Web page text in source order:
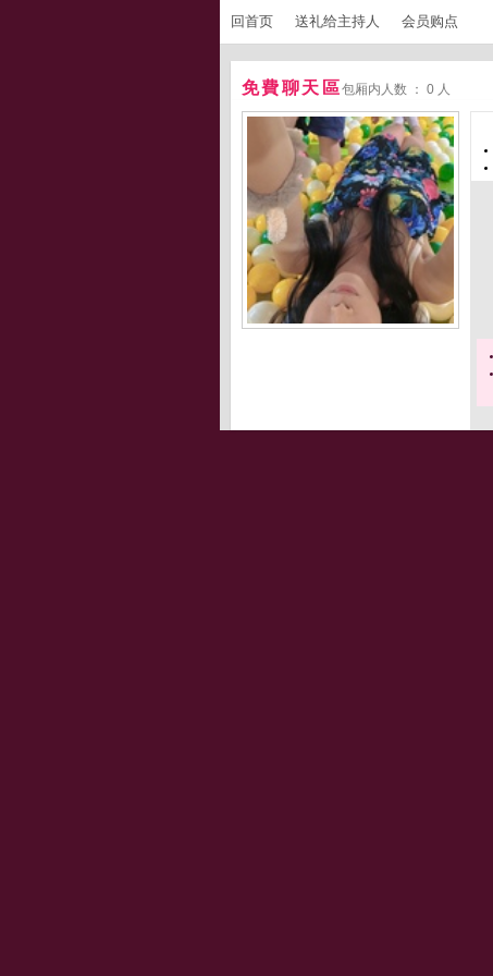
回首页 送礼给主持人 会员购点
免費聊天區包厢内人数 ： 0 人